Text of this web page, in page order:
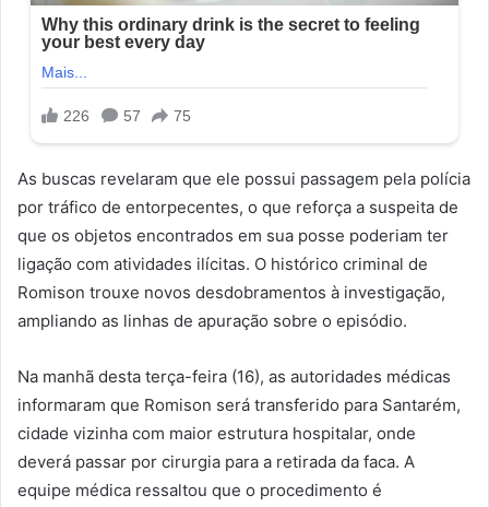
As buscas revelaram que ele possui passagem pela polícia
por tráfico de entorpecentes, o que reforça a suspeita de
que os objetos encontrados em sua posse poderiam ter
ligação com atividades ilícitas. O histórico criminal de
Romison trouxe novos desdobramentos à investigação,
ampliando as linhas de apuração sobre o episódio.
Na manhã desta terça-feira (16), as autoridades médicas
informaram que Romison será transferido para Santarém,
cidade vizinha com maior estrutura hospitalar, onde
deverá passar por cirurgia para a retirada da faca. A
equipe médica ressaltou que o procedimento é